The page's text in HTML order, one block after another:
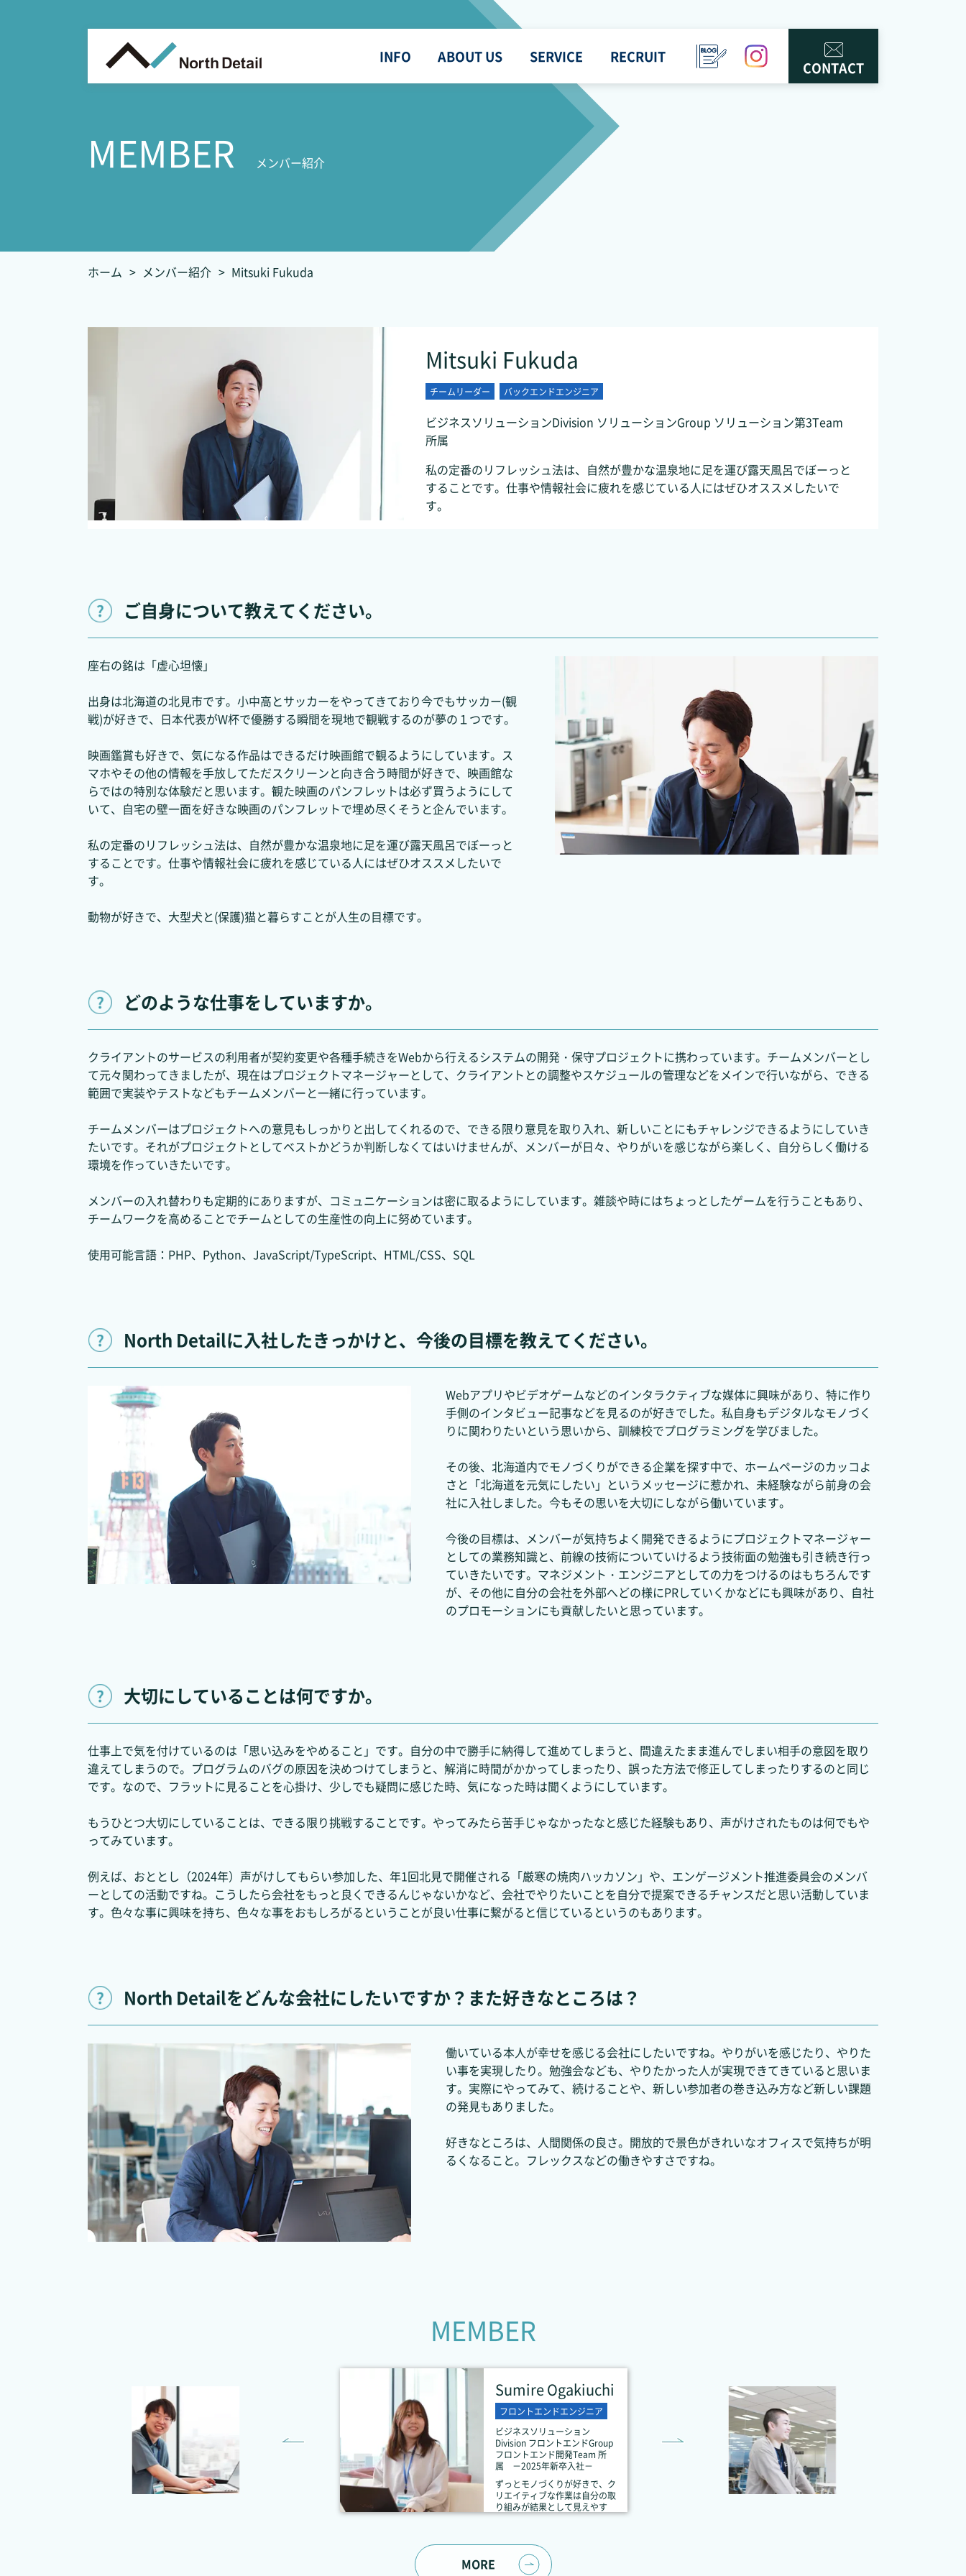
INFO ABOUT US SERVICE RECRUIT BLOG instagramCONTACT
MEMBER メンバー紹介
ホーム メンバー紹介 Mitsuki Fukuda
Mitsuki Fukuda
チームリーダー バックエンドエンジニア
ビジネスソリューションDivision ソリューションGroup ソリューション第3Team
所属
私の定番のリフレッシュ法は、自然が豊かな温泉地に足を運び露天風呂でぼーっと
することです。仕事や情報社会に疲れを感じている人にはぜひオススメしたいで
す。
ご自身について教えてください。
座右の銘は「虚心坦懐」
出身は北海道の北見市です。小中高とサッカーをやってきており今でもサッカー(観
戦)が好きで、日本代表がW杯で優勝する瞬間を現地で観戦するのが夢の１つです。
映画鑑賞も好きで、気になる作品はできるだけ映画館で観るようにしています。ス
マホやその他の情報を手放してただスクリーンと向き合う時間が好きで、映画館な
らではの特別な体験だと思います。観た映画のパンフレットは必ず買うようにして
いて、自宅の壁一面を好きな映画のパンフレットで埋め尽くそうと企んでいます。
私の定番のリフレッシュ法は、自然が豊かな温泉地に足を運び露天風呂でぼーっと
することです。仕事や情報社会に疲れを感じている人にはぜひオススメしたいで
す。
動物が好きで、大型犬と(保護)猫と暮らすことが人生の目標です。
どのような仕事をしていますか。
クライアントのサービスの利用者が契約変更や各種手続きをWebから行えるシステムの開発・保守プロジェクトに携わっています。チームメンバーとし
て元々関わってきましたが、現在はプロジェクトマネージャーとして、クライアントとの調整やスケジュールの管理などをメインで行いながら、できる
範囲で実装やテストなどもチームメンバーと一緒に行っています。
チームメンバーはプロジェクトへの意見もしっかりと出してくれるので、できる限り意見を取り入れ、新しいことにもチャレンジできるようにしていき
たいです。それがプロジェクトとしてベストかどうか判断しなくてはいけませんが、メンバーが日々、やりがいを感じながら楽しく、自分らしく働ける
環境を作っていきたいです。
メンバーの入れ替わりも定期的にありますが、コミュニケーションは密に取るようにしています。雑談や時にはちょっとしたゲームを行うこともあり、
チームワークを高めることでチームとしての生産性の向上に努めています。
使用可能言語：PHP、Python、JavaScript/TypeScript、HTML/CSS、SQL
North Detailに入社したきっかけと、今後の目標を教えてください。
Webアプリやビデオゲームなどのインタラクティブな媒体に興味があり、特に作り
手側のインタビュー記事などを見るのが好きでした。私自身もデジタルなモノづく
りに関わりたいという思いから、訓練校でプログラミングを学びました。
その後、北海道内でモノづくりができる企業を探す中で、ホームページのカッコよ
さと「北海道を元気にしたい」というメッセージに惹かれ、未経験ながら前身の会
社に入社しました。今もその思いを大切にしながら働いています。
今後の目標は、メンバーが気持ちよく開発できるようにプロジェクトマネージャー
としての業務知識と、前線の技術についていけるよう技術面の勉強も引き続き行っ
ていきたいです。マネジメント・エンジニアとしての力をつけるのはもちろんです
が、その他に自分の会社を外部へどの様にPRしていくかなどにも興味があり、自社
のプロモーションにも貢献したいと思っています。
大切にしていることは何ですか。
仕事上で気を付けているのは「思い込みをやめること」です。自分の中で勝手に納得して進めてしまうと、間違えたまま進んでしまい相手の意図を取り
違えてしまうので。プログラムのバグの原因を決めつけてしまうと、解消に時間がかかってしまったり、誤った方法で修正してしまったりするのと同じ
です。なので、フラットに見ることを心掛け、少しでも疑問に感じた時、気になった時は聞くようにしています。
もうひとつ大切にしていることは、できる限り挑戦することです。やってみたら苦手じゃなかったなと感じた経験もあり、声がけされたものは何でもや
ってみています。
例えば、おととし（2024年）声がけしてもらい参加した、年1回北見で開催される「厳寒の焼肉ハッカソン」や、エンゲージメント推進委員会のメンバ
ーとしての活動ですね。こうしたら会社をもっと良くできるんじゃないかなど、会社でやりたいことを自分で提案できるチャンスだと思い活動していま
す。色々な事に興味を持ち、色々な事をおもしろがるということが良い仕事に繋がると信じているというのもあります。
North Detailをどんな会社にしたいですか？また好きなところは？
働いている本人が幸せを感じる会社にしたいですね。やりがいを感じたり、やりた
い事を実現したり。勉強会なども、やりたかった人が実現できてきていると思いま
す。実際にやってみて、続けることや、新しい参加者の巻き込み方など新しい課題
の発見もありました。
好きなところは、人間関係の良さ。開放的で景色がきれいなオフィスで気持ちが明
るくなること。フレックスなどの働きやすさですね。
MEMBER
Yushi Horiuchi
バックエンドエンジニア
ビジネスソリューション
Division ソリューションGroup
ソリューション第3Team 所
属 ー2023年新卒入社ー
高知県の専門学校卒業後North
Detailへ入社。札幌に来て1番
びっくりしたのは、雪の多さで
Sumire Ogakiuchi
フロントエンドエンジニア
ビジネスソリューション
Division フロントエンドGroup
フロントエンド開発Team 所
属 －2025年新卒入社－
ずっとモノづくりが好きで、ク
リエイティブな作業は自分の取
り組みが結果として見えやす
く、やりがいや達成感を感じら
Kaoru Segawa
バックエンドエンジニア
事業共創Division シティソリュ
ーションGroup プロダクト開
発Team 所属 ー2025年新卒
入社ー
大切にしていることは、自分に
矢印を向けることです。自分が
何をすべきかに向き合うこと
MORE